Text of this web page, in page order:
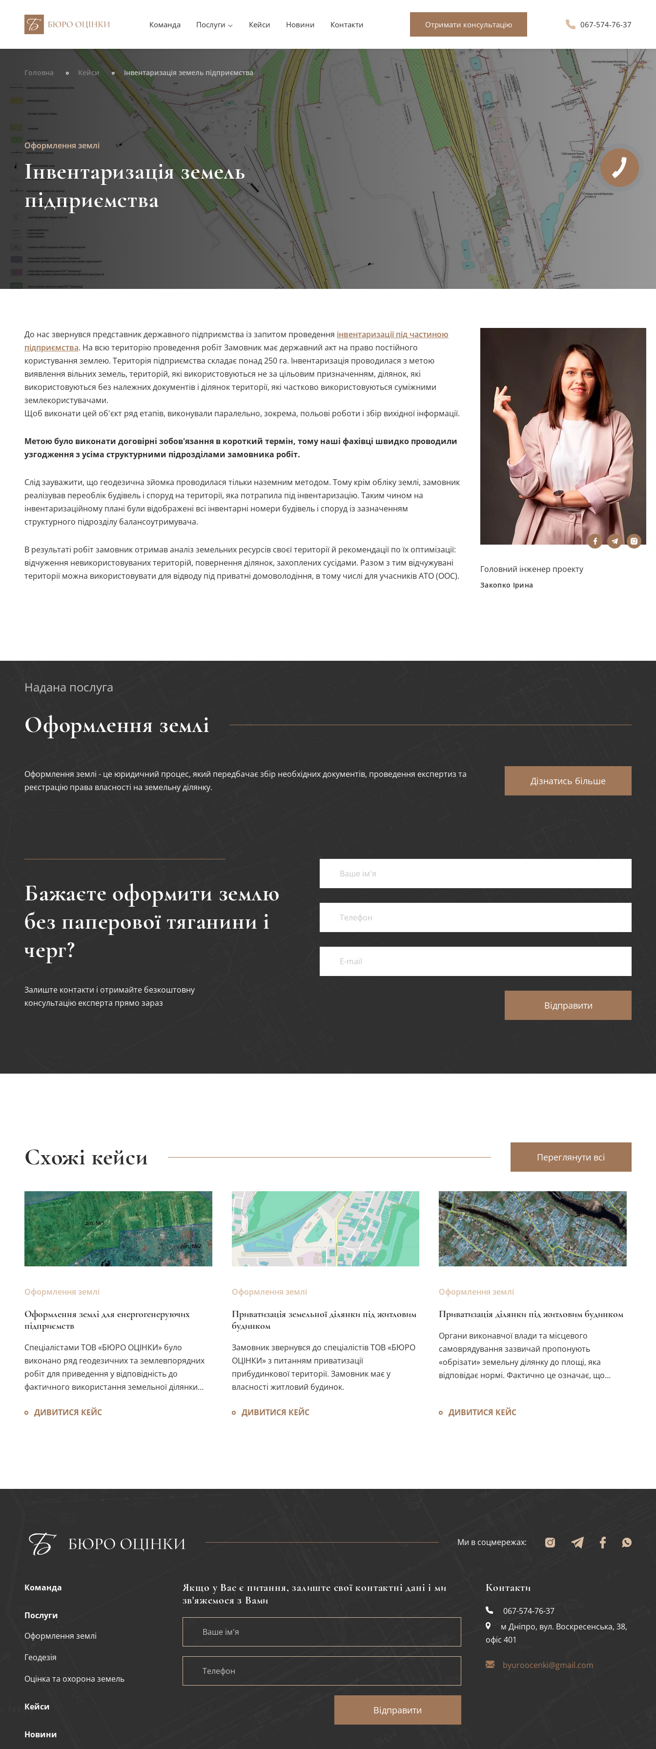
Команда Послуги Кейси Новини Контакти Отримати консультацію 067-574-76-37
Головна Кейси Інвентаризація земель підприємства
Оформлення землі
Інвентаризація земель
підприємства
До нас звернувся представник державного підприємства із запитом проведення інвентаризації під частиною
підприємства. На всю територію проведення робіт Замовник має державний акт на право постійного
користування землею. Територія підприємства складає понад 250 га. Інвентаризація проводилася з метою
виявлення вільних земель, територій, які використовуються не за цільовим призначенням, ділянок, які
використовуються без належних документів і ділянок території, які частково використовуються суміжними
землекористувачами.
Щоб виконати цей об'єкт ряд етапів, виконували паралельно, зокрема, польові роботи і збір вихідної інформації.
Метою було виконати договірні зобов'язання в короткий термін, тому наші фахівці швидко проводили
узгодження з усіма структурними підрозділами замовника робіт.
Слід зауважити, що геодезична зйомка проводилася тільки наземним методом. Тому крім обліку землі, замовник
реалізував переоблік будівель і споруд на території, яка потрапила під інвентаризацію. Таким чином на
інвентаризаційному плані були відображені всі інвентарні номери будівель і споруд із зазначенням
структурного підрозділу балансоутримувача.
В результаті робіт замовник отримав аналіз земельних ресурсів своєї території й рекомендації по їх оптимізації:
відчуження невикористовуваних територій, повернення ділянок, захоплених сусідами. Разом з тим відчужувані
території можна використовувати для відводу під приватні домоволодіння, в тому числі для учасників АТО (ООС).
Головний інженер проекту
Закопко Ірина
Надана послуга
Оформлення землі
Оформлення землі - це юридичний процес, який передбачає збір необхідних документів, проведення експертиз та
реєстрацію права власності на земельну ділянку.
Дізнатись більше
Бажаєте оформити землю
без паперової тяганини і
черг?
Залиште контакти і отримайте безкоштовну
консультацію експерта прямо зараз
Відправити
Схожі кейси Переглянути всі
Оформлення землі
Оформлення землі для енергогенеруючих
підприємств
Спеціалістами ТОВ «БЮРО ОЦІНКИ» було
виконано ряд геодезичних та землевпорядних
робіт для приведення у відповідність до
фактичного використання земельної ділянки
земельної ділянки.
ДИВИТИСЯ КЕЙС
Оформлення землі
Приватизація земельної ділянки під житловим
будинком
Замовник звернувся до спеціалістів ТОВ «БЮРО
ОЦІНКИ» з питанням приватизації
прибудинкової території. Замовник має у
власності житловий будинок.
ДИВИТИСЯ КЕЙС
Оформлення землі
Приватизація ділянки під житловим будинком
Органи виконавчої влади та місцевого
самоврядування зазвичай пропонують
«обрізати» земельну ділянку до площі, яка
відповідає нормі. Фактично це означає, що
ж робити?
ДИВИТИСЯ КЕЙС
Ми в соцмережах:
Команда
Послуги
Оформлення землі
Геодезія
Оцінка та охорона земель
Кейси
Новини
Якщо у Вас є питання, залиште свої контактні дані і ми
зв'яжемося з Вами
Відправити
Контакти
067-574-76-37
м Дніпро, вул. Воскресенська, 38,
офіс 401
byuroocenki@gmail.com